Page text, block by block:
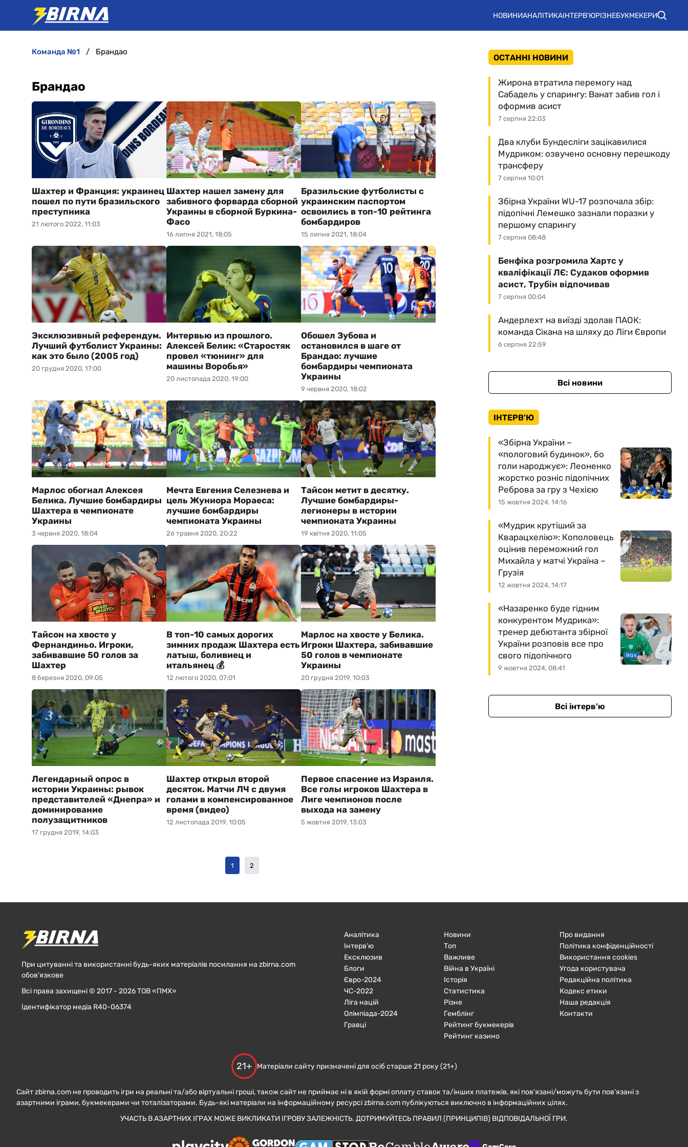
НОВИНИАНАЛІТИКАІНТЕРВ'ЮРІЗНЕБУКМЕКЕРИ
команда №1 Брандао
Брандао
21 лютого 2022, 11:03
Шахтер и Франция: украинец
пошел по пути бразильского
преступника
16 липня 2021, 18:05
Шахтер нашел замену для
забивного форварда сборной
Украины в сборной Буркина-
Фасо
15 липня 2021, 18:04
Бразильские футболисты с
украинским паспортом
освоились в топ-10 рейтинга
бомбардиров
20 грудня 2020, 17:00
Эксклюзивный референдум.
Лучший футболист Украины:
как это было (2005 год)
20 листопада 2020, 19:00
Интервью из прошлого.
Алексей Белик: «Старостяк
провел «тюнинг» для
машины Воробья»
9 червня 2020, 18:02
Обошел Зубова и
остановился в шаге от
Брандао: лучшие
бомбардиры чемпионата
Украины
3 червня 2020, 18:04
Марлос обогнал Алексея
Белика. Лучшие бомбардиры
Шахтера в чемпионате
Украины
26 травня 2020, 20:22
Мечта Евгения Селезнева и
цель Жуниора Мораеса:
лучшие бомбардиры
чемпионата Украины
19 квітня 2020, 11:05
Тайсон метит в десятку.
Лучшие бомбардиры-
легионеры в истории
чемпионата Украины
8 березня 2020, 09:05
Тайсон на хвосте у
Фернандиньо. Игроки,
забивавшие 50 голов за
Шахтер
12 лютого 2020, 07:01
В топ-10 самых дорогих
зимних продаж Шахтера есть
латыш, боливиец и
итальянец 💰
20 грудня 2019, 10:03
Марлос на хвосте у Белика.
Игроки Шахтера, забивавшие
50 голов в чемпионате
Украины
17 грудня 2019, 14:03
Легендарный опрос в
истории Украины: рывок
представителей «Днепра» и
доминирование
полузащитников
12 листопада 2019, 10:05
Шахтер открыл второй
десяток. Матчи ЛЧ с двумя
голами в компенсированное
время (видео)
5 жовтня 2019, 13:03
Первое спасение из Израиля.
Все голы игроков Шахтера в
Лиге чемпионов после
выхода на замену
1 2
ОСТАННІ НОВИНИ
7 серпня 22:03
Жирона втратила перемогу над
Сабадель у спарингу: Ванат забив гол і
оформив асист
7 серпня 10:01
Два клуби Бундесліги зацікавилися
Мудриком: озвучено основну перешкоду
трансферу
7 серпня 08:48
Збірна України WU-17 розпочала збір:
підопічні Лемешко зазнали поразки у
першому спарингу
7 серпня 00:04
Бенфіка розгромила Хартс у
кваліфікації ЛЄ: Судаков оформив
асист, Трубін відпочивав
6 серпня 22:59
Андерлехт на виїзді здолав ПАОК:
команда Сікана на шляху до Ліги Європи
Всі новини
ІНТЕРВ'Ю
15 жовтня 2024, 14:16
«Збірна України –
«пологовий будинок», бо
голи народжує»: Леоненко
жорстко розніс підопічних
Реброва за гру з Чехією
12 жовтня 2024, 14:17
«Мудрик крутіший за
Кварацхелію»: Кополовець
оцінив переможний гол
Михайла у матчі Україна –
Грузія
9 жовтня 2024, 08:41
«Назаренко буде гідним
конкурентом Мудрика»:
тренер дебютанта збірної
України розповів все про
свого підопічного
Всі інтерв'ю
При цитуванні та використанні будь-яких матеріалів посилання на zbirna.com
обов'язкове
Всі права захищені © 2017 - 2026 ТОВ «ПМХ»
Ідентифікатор медіа R40-06374
Аналітика
Інтерв'ю
Ексклюзив
Блоги
Євро-2024
ЧC-2022
Ліга націй
Олімпіада-2024
Гравці
Новини
Топ
Важливе
Війна в Україні
Історія
Статистика
Різне
Гемблінг
Рейтинг букмекерів
Рейтинг казино
Про видання
Політика конфіденційності
Використання cookies
Угода користувача
Редакційна політика
Кодекс етики
Наша редакція
Контакти
21+ Матеріали сайту призначені для осіб старше 21 року (21+)
Сайт zbirna.com не проводить ігри на реальні та/або віртуальні гроші, також сайт не приймає ні в якій формі оплату ставок та/інших платежів, які пов’язані/можуть бути пов’язані з
азартними іграми, букмекерами чи тоталізаторами. Будь-які матеріали на інформаційному ресурсі zbirna.com публікуються виключно в інформаційних цілях.
УЧАСТЬ В АЗАРТНИХ ІГРАХ МОЖЕ ВИКЛИКАТИ ІГРОВУ ЗАЛЕЖНІСТЬ. ДОТРИМУЙТЕСЬ ПРАВИЛ (ПРИНЦИПІВ) ВІДПОВІДАЛЬНОЇ ГРИ.